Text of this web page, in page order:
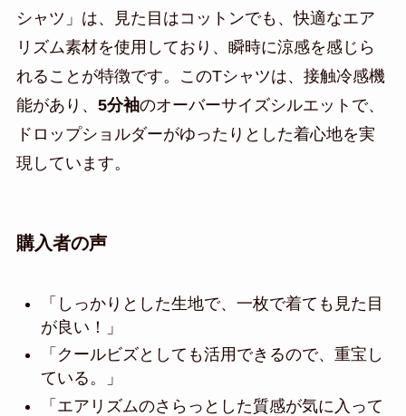
シャツ」は、見た目はコットンでも、快適なエア
リズム素材を使用しており、瞬時に涼感を感じら
れることが特徴です。このTシャツは、接触冷感機
能があり、 5分袖のオーバーサイズシルエットで、
ドロップショルダーがゆったりとした着心地を実
現しています。
購入者の声
「しっかりとした生地で、一枚で着ても見た目
が良い！」
「クールビズとしても活用できるので、重宝し
ている。」
「エアリズムのさらっとした質感が気に入って